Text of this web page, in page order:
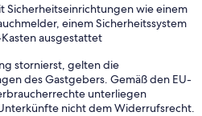
Sicherheitseinrichtungen wie einem
einem Sicherheitssystem
ausgestattet
stornierst, gelten die
des Gastgebers. Gemäß den EU-
unterliegen
nicht dem Widerrufsrecht.